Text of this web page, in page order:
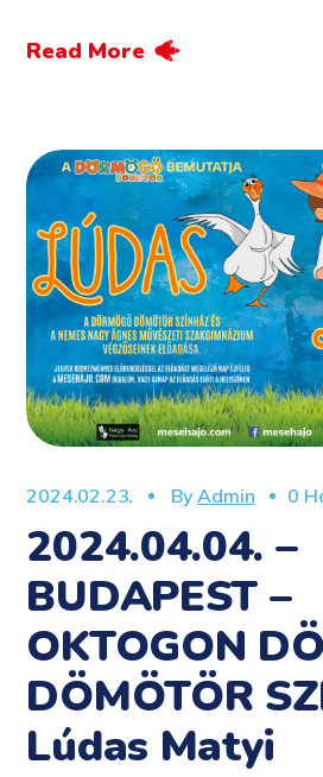
Read More
2024.02.23. ByAdmin 0
2024.04.04. –
BUDAPEST –
OKTOGON
DÖMÖTÖR
Lúdas Matyi